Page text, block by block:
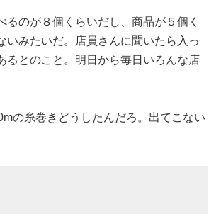
るのが８個くらいだし、商品が５個く
いみたいだ。店員さんに聞いたら入っ
るとのこと。明日から毎日いろんな店
の糸巻きどうしたんだろ。出てこない